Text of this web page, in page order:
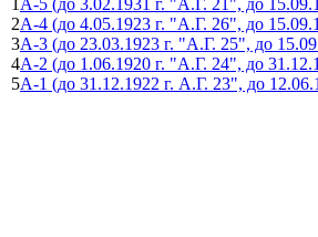
2А-4 (до 4.05.1923 г. "А.Г. 26", до
3А-3 (до 23.03.1923 г. "А.Г. 25", до
4А-2 (до 1.06.1920 г. "А.Г. 24", до
5А-1 (до 31.12.1922 г. А.Г. 23", до